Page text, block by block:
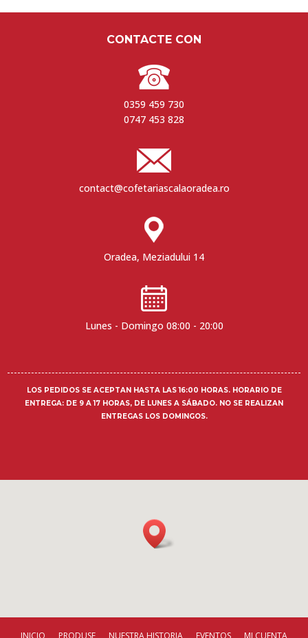
desde
185,00 lei
CONTACTE CON
0359 459 730
0747 453 828
contact@cofetariascalaoradea.ro
Oradea, Meziadului 14
Lunes - Domingo 08:00 - 20:00
LOS PEDIDOS SE ACEPTAN HASTA LAS 16:00 HORAS. HORARIO DE
ENTREGA: DE 9 A 17 HORAS, DE LUNES A SÁBADO. NO SE REALIZAN
ENTREGAS LOS DOMINGOS.